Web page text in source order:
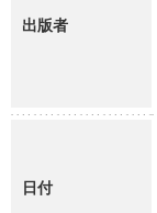
出版者
日付